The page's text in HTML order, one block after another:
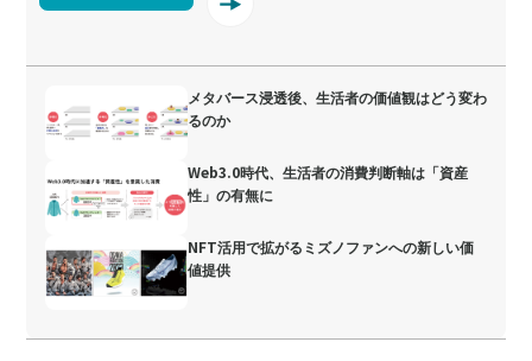
メタバース浸透後、生活者の価値観はどう変わ
るのか
Web3.0時代、生活者の消費判断軸は「資産
性」の有無に
NFT活用で拡がるミズノファンへの新しい価
値提供